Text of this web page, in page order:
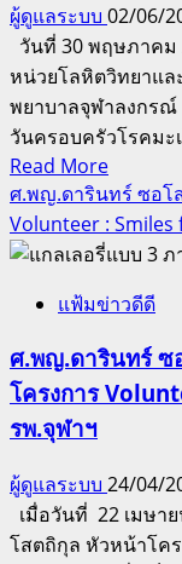
เด็ก
เจ็บ
ป่วย
เรื้อ
รังฯ
รพ.จุฬาฯ
ให้การ
ต้อนรับ
ปตท.
จัด
กิจกรรม
ให้
ผู้
ป่วย
ผู้ดูแลระบบ 02/06/
วันที่ 30 พฤษภาค
หน่วยโลหิตวิทยาแล
พยาบาลจุฬาลงกรณ์
วันครอบครัวโรคมะ
Read MoreRead
more
about
ศ.พญ.ดา
นทร์
โสตถิ
กุล
วัน
ครอบค
โรค
ศ.พญ.ดารินทร์ ซอโ
Volunteer :
แฟ้มข่าวดีดี
ศ.พญ.ดารินทร์ ซ
โครงการ
รพ.จุฬาฯ
ผู้ดูแลระบบ 24/04/
เมื่อวันที่ 22 เมษา
โสตถิกุล หัวหน้าโคร